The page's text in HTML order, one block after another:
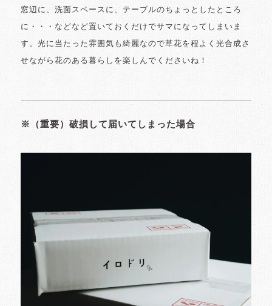
窓辺に、洗面スペースに、テーブルのちょっとしたところ
に・・・などなど置いておくだけでサマになってしまいま
す。光に当たった雰囲気も綺麗なので草花を程よく光合成さ
せながら花のある暮らしを楽しんでくださいね！
※（重要）破損して届いてしまった場合